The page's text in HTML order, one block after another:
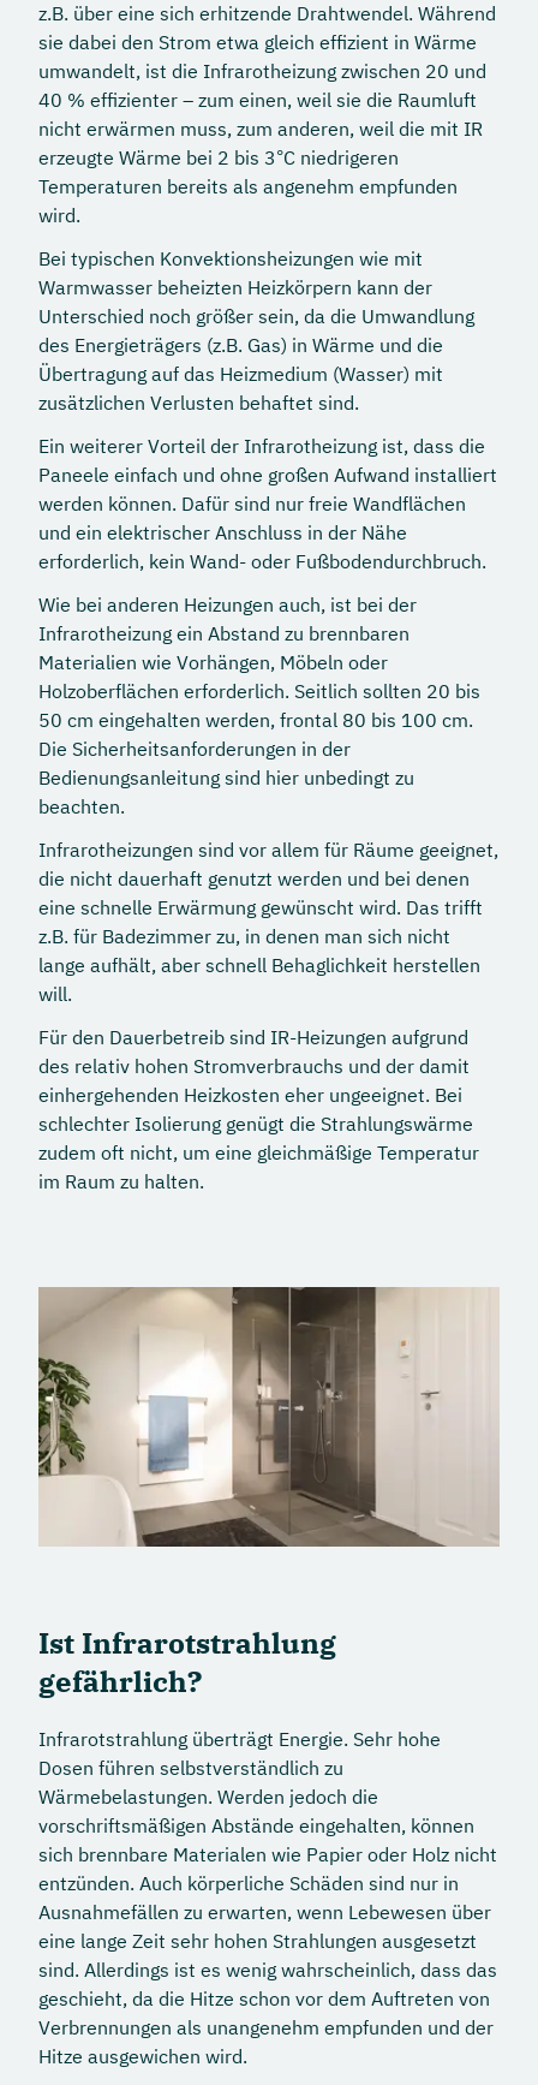
z.B. über eine sich erhitzende Drahtwendel. Während
sie dabei den Strom etwa gleich effizient in Wärme
umwandelt, ist die Infrarotheizung zwischen 20 und
40 % effizienter – zum einen, weil sie die Raumluft
nicht erwärmen muss, zum anderen, weil die mit IR
erzeugte Wärme bei 2 bis 3°C niedrigeren
Temperaturen bereits als angenehm empfunden
wird.
Bei typischen Konvektionsheizungen wie mit
Warmwasser beheizten Heizkörpern kann der
Unterschied noch größer sein, da die Umwandlung
des Energieträgers (z.B. Gas) in Wärme und die
Übertragung auf das Heizmedium (Wasser) mit
zusätzlichen Verlusten behaftet sind.
Ein weiterer Vorteil der Infrarotheizung ist, dass die
Paneele einfach und ohne großen Aufwand installiert
werden können. Dafür sind nur freie Wandflächen
und ein elektrischer Anschluss in der Nähe
erforderlich, kein Wand- oder Fußbodendurchbruch.
Wie bei anderen Heizungen auch, ist bei der
Infrarotheizung ein Abstand zu brennbaren
Materialien wie Vorhängen, Möbeln oder
Holzoberflächen erforderlich. Seitlich sollten 20 bis
50 cm eingehalten werden, frontal 80 bis 100 cm.
Die Sicherheitsanforderungen in der
Bedienungsanleitung sind hier unbedingt zu
beachten.
Infrarotheizungen sind vor allem für Räume geeignet,
die nicht dauerhaft genutzt werden und bei denen
eine schnelle Erwärmung gewünscht wird. Das trifft
z.B. für Badezimmer zu, in denen man sich nicht
lange aufhält, aber schnell Behaglichkeit herstellen
will.
Für den Dauerbetreib sind IR-Heizungen aufgrund
des relativ hohen Stromverbrauchs und der damit
einhergehenden Heizkosten eher ungeeignet. Bei
schlechter Isolierung genügt die Strahlungswärme
zudem oft nicht, um eine gleichmäßige Temperatur
im Raum zu halten.
Ist Infrarotstrahlung
gefährlich?
Infrarotstrahlung überträgt Energie. Sehr hohe
Dosen führen selbstverständlich zu
Wärmebelastungen. Werden jedoch die
vorschriftsmäßigen Abstände eingehalten, können
sich brennbare Materialen wie Papier oder Holz nicht
entzünden. Auch körperliche Schäden sind nur in
Ausnahmefällen zu erwarten, wenn Lebewesen über
eine lange Zeit sehr hohen Strahlungen ausgesetzt
sind. Allerdings ist es wenig wahrscheinlich, dass das
geschieht, da die Hitze schon vor dem Auftreten von
Verbrennungen als unangenehm empfunden und der
Hitze ausgewichen wird.